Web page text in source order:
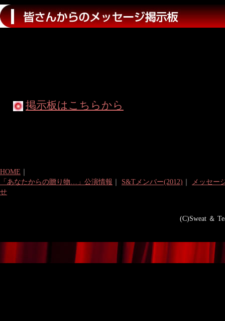
掲示板はこちらから
HOME
「あなたからの贈り物…」公演情報
S&Tメンバー(2012)
メッセー
せ
(C)Sweat ＆